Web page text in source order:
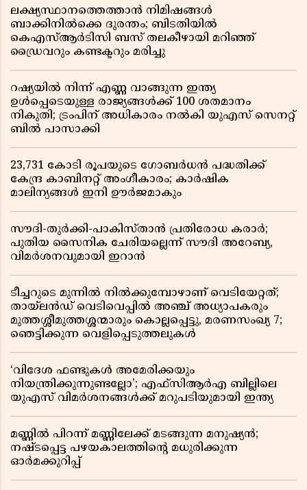
ലക്ഷ്യസ്ഥാനത്തെത്താൻ നിമിഷങ്ങൾ
ബാക്കിനിൽക്കെ ദുരന്തം; ബിടതിയിൽ
കെഎസ്ആർടിസി ബസ് തലകീഴായി മറിഞ്ഞ്
ഡ്രൈവറും കണ്ടക്ടറും മരിച്ചു
റഷ്യയിൽ നിന്ന് എണ്ണ വാങ്ങുന്ന ഇന്ത്യ
ഉൾപ്പെടെയുള്ള രാജ്യങ്ങൾക്ക് 100 ശതമാനം
നികുതി; ട്രംപിന് അധികാരം നൽകി യുഎസ് സെനറ്റ്
ബിൽ പാസാക്കി
23,731 കോടി രൂപയുടെ ഗോബർധൻ പദ്ധതിക്ക്
കേന്ദ്ര കാബിനറ്റ് അംഗീകാരം; കാർഷിക
മാലിന്യങ്ങൾ ഇനി ഊർജമാകും
സൗദി-തുർക്കി-പാകിസ്താൻ പ്രതിരോധ കരാർ;
പുതിയ സൈനിക ചേരിയല്ലെന്ന് സൗദി അറേബ്യ,
വിമർശനവുമായി ഇറാൻ
ടീച്ചറുടെ മുന്നിൽ നിൽക്കുമ്പോഴാണ് വെടിയേറ്റത്;
തായ്‌ലൻഡ് വെടിവെപ്പിൽ അഞ്ച് അധ്യാപകരും
മുത്തശ്ശീമുത്തശ്ശന്മാരും കൊല്ലപ്പെട്ടു, മരണസംഖ്യ 7;
ഞെട്ടിക്കുന്ന വെളിപ്പെടുത്തലുകൾ
‘വിദേശ ഫണ്ടുകൾ അമേരിക്കയും
നിയന്ത്രിക്കുന്നുണ്ടല്ലോ’; എഫ്സിആർഎ ബില്ലിലെ
യുഎസ് വിമർശനങ്ങൾക്ക് മറുപടിയുമായി ഇന്ത്യ
മണ്ണിൽ പിറന്ന് മണ്ണിലേക്ക് മടങ്ങുന്ന മനുഷ്യൻ;
നഷ്ടപ്പെട്ട പഴയകാലത്തിൻ്റെ മധുരിക്കുന്ന
ഓർമക്കുറിപ്പ്